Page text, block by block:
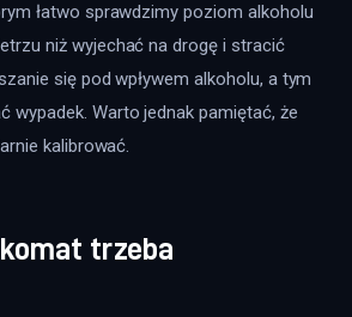
łatwo sprawdzimy poziom alkoholu
niż wyjechać na drogę i stracić
się pod wpływem alkoholu, a tym
wypadek. Warto jednak pamiętać, że
kalibrować.
trzeba